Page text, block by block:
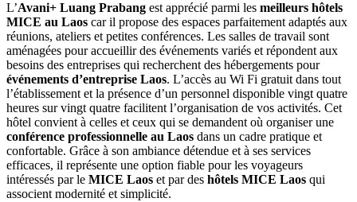
organiser
une
conférence
professionnelle
au
Laos
?
Avani+
Luang
Prabang
Hotel
est
un
bon